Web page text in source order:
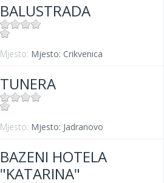
BALUSTRADA
Mjesto: Mjesto: Crikvenica
TUNERA
Mjesto: Mjesto: Jadranovo
BAZENI HOTELA
"KATARINA"